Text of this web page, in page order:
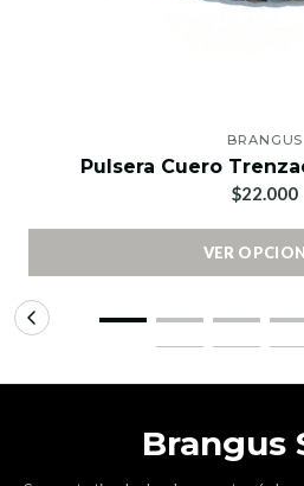
BRANGUS
Pulsera Cuero
$22.000
VER
Brangus